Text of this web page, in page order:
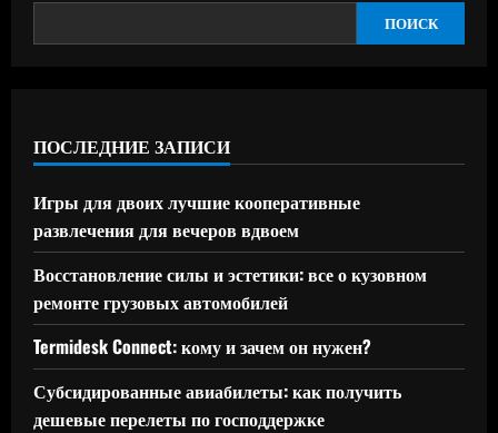
ПОИСК
ПОСЛЕДНИЕ ЗАПИСИ
Игры для двоих лучшие кооперативные
развлечения для вечеров вдвоем
Восстановление силы и эстетики: все о кузовном
ремонте грузовых автомобилей
Termidesk Connect: кому и зачем он нужен?
Субсидированные авиабилеты: как получить
дешевые перелеты по господдержке